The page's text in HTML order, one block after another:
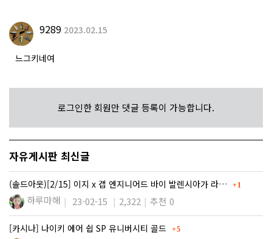
9289 2023.02.15
느그키네여
로그인한 회원만 댓글 등록이 가능합니다.
자유게시판 최신글
(솔드아웃)[2/15] 이지 x 갭 엔지니어드 바이 발렌시아가 라… 댓글
1
하루마해 23-02-15 2,322 추천 0
[카시나] 나이키 에어 쉽 SP 유니버시티 골드 댓글
5